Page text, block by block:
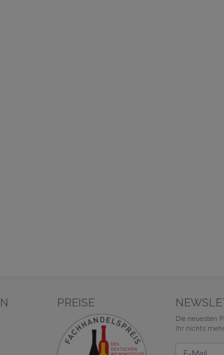
PREISE
Die neuesten
Ihr nichts
Newsletter